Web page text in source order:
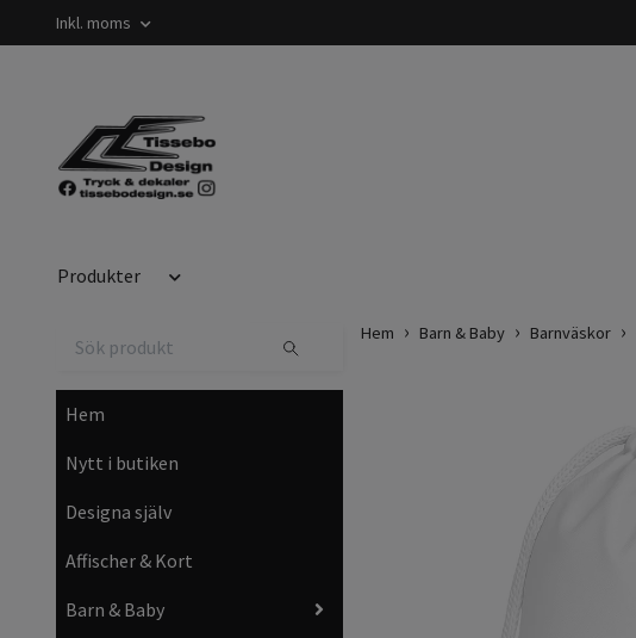
Inkl. moms
Produkter
Hem
Nytt i butiken
Designa själv
Affischer & Kort
Barn & Baby
Hem Barn & Baby Barnväskor